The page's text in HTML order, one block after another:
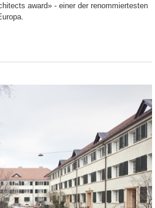
award» - einer der renommiertesten